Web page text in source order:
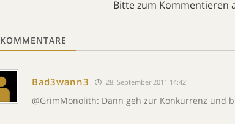
Bitte zum Kommentieren
KOMMENTARE
Bad3wann3 28. September 2011 14:42
@GrimMonolith: Dann geh zur Konkurrenz und